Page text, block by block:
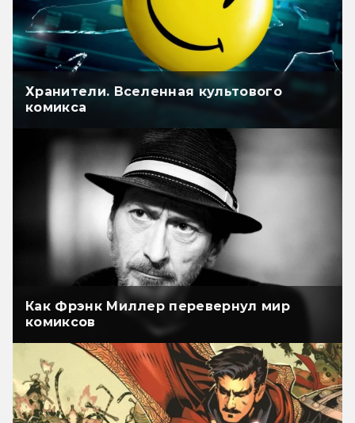
Хранители. Вселенная культового
комикса
Как Фрэнк Миллер перевернул мир
комиксов